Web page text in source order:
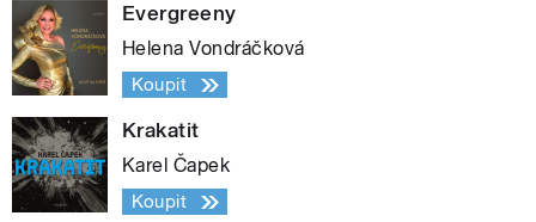
Evergreeny
Helena Vondráčková
Koupit
Krakatit
Karel Čapek
Koupit